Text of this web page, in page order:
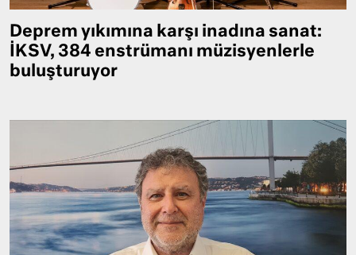
Deprem yıkımına karşı inadına sanat:
İKSV, 384 enstrümanı müzisyenlerle
buluşturuyor